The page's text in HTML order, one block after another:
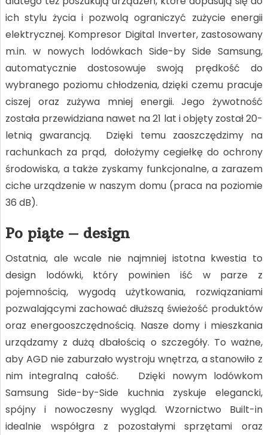
ich stylu życia i pozwolą ograniczyć zużycie energii
elektrycznej. Kompresor Digital Inverter, zastosowany
m.in. w nowych lodówkach Side-by Side Samsung,
automatycznie dostosowuje swoją prędkość do
wybranego poziomu chłodzenia, dzięki czemu pracuje
ciszej oraz zużywa mniej energii. Jego żywotność
została przewidziana nawet na 21 lat i objęty został 20-
letnią gwarancją. Dzięki temu zaoszczędzimy na
rachunkach za prąd, dołożymy cegiełkę do ochrony
środowiska, a także zyskamy funkcjonalne, a zarazem
ciche urządzenie w naszym domu (praca na poziomie
36 dB).
Po piąte – design
Ostatnia, ale wcale nie najmniej istotna kwestia to
design lodówki, który powinien iść w parze z
pojemnością, wygodą użytkowania, rozwiązaniami
pozwalającymi zachować dłuższą świeżość produktów
oraz energooszczędnością. Nasze domy i mieszkania
urządzamy z dużą dbałością o szczegóły. To ważne,
aby AGD nie zaburzało wystroju wnętrza, a stanowiło z
nim integralną całość. Dzięki nowym lodówkom
Samsung Side-by-Side kuchnia zyskuje elegancki,
spójny i nowoczesny wygląd. Wzornictwo Built-in
idealnie współgra z pozostałymi sprzętami oraz